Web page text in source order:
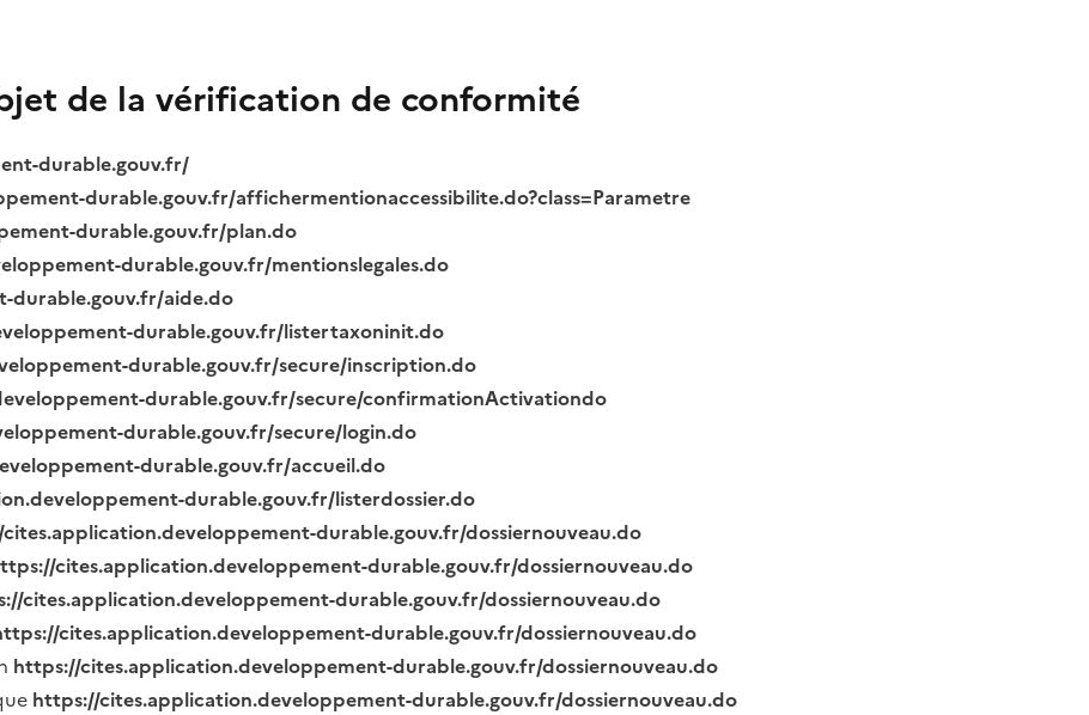
de la vérification de conformité
durable.gouv.fr/
durable.gouv.fr/affichermentionaccessibilite.do?class=Parametre
durable.gouv.fr/plan.do
durable.gouv.fr/mentionslegales.do
durable.gouv.fr/aide.do
durable.gouv.fr/listertaxoninit.do
durable.gouv.fr/secure/inscription.do
durable.gouv.fr/secure/confirmationActivationdo
durable.gouv.fr/secure/login.do
durable.gouv.fr/accueil.do
durable.gouv.fr/listerdossier.do
durable.gouv.fr/dossiernouveau.do
cites.application.developpement-durable.gouv.fr/dossiernouveau.do
cites.application.developpement-durable.gouv.fr/dossiernouveau.do
cites.application.developpement-durable.gouv.fr/dossiernouveau.do
https://cites.application.developpement-durable.gouv.fr/dossiernouveau.do
https://cites.application.developpement-durable.gouv.fr/dossiernouveau.do